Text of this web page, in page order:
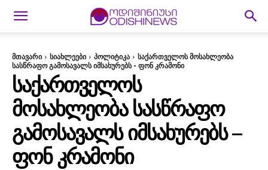
მთავარი სიახლეები პოლიტიკა
საქართველოს მოსახლეობა
სასწრაფო გამოსავალს იმსახურებს - ფონ კრამონი
ᲡᲐᲥᲐᲠᲗᲕᲔᲚᲝᲡ
ᲛᲝᲡᲐᲮᲚᲔᲝᲑᲐ ᲡᲐᲡᲬᲠᲐᲤᲝ
ᲒᲐᲛᲝᲡᲐᲕᲐᲚᲡ ᲘᲛᲡᲐᲮᲣᲠᲔᲑᲡ –
ᲤᲝᲜ ᲙᲠᲐᲛᲝᲜᲘ